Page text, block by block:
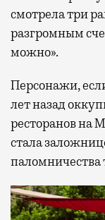
смотрела три
разгромным
можно».
Персонажи,
лет назад
ресторанов на
стала
паломничества